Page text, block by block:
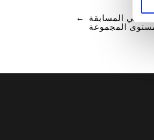
←
في المسابقة
مستوى المجموعة